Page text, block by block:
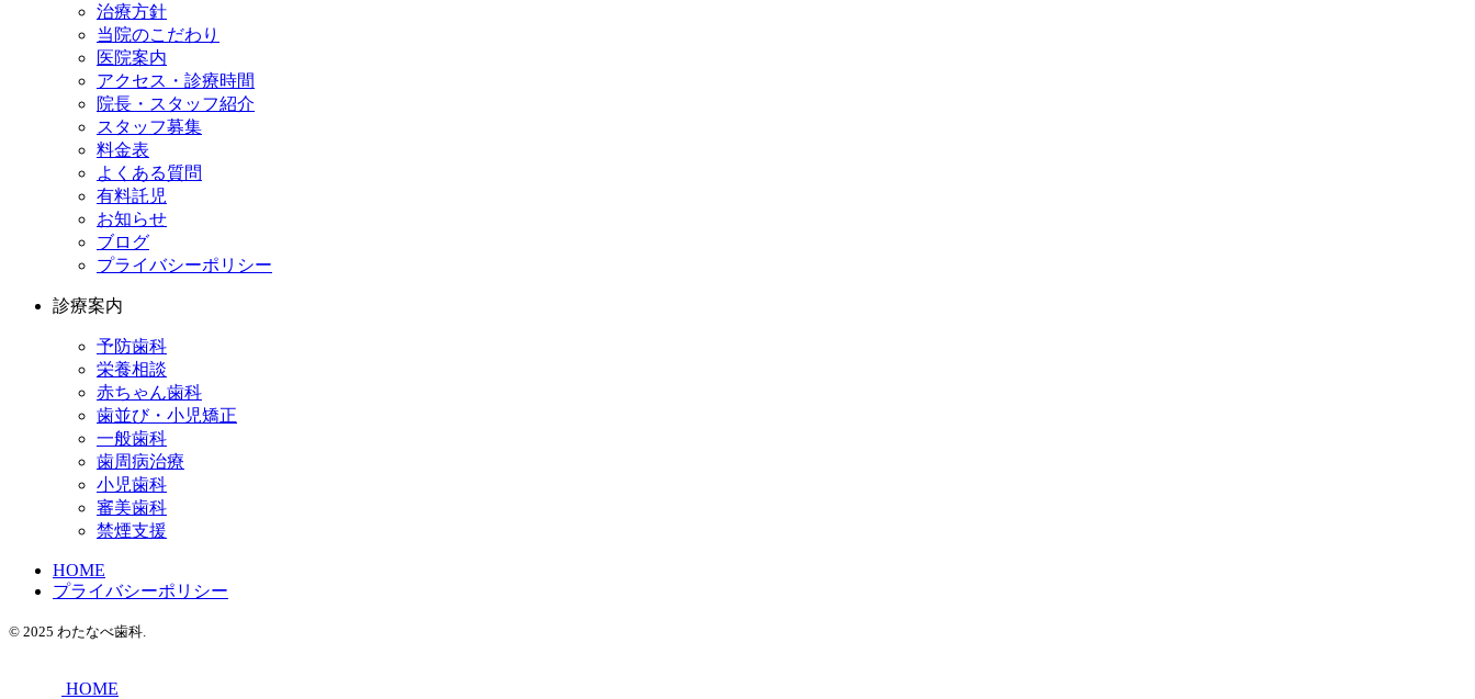
治療方針
当院のこだわり
医院案内
アクセス・診療時間
院長・スタッフ紹介
スタッフ募集
料金表
よくある質問
有料託児
お知らせ
ブログ
プライバシーポリシー
診療案内
予防歯科
栄養相談
赤ちゃん歯科
歯並び・小児矯正
一般歯科
歯周病治療
小児歯科
審美歯科
禁煙支援
HOME
プライバシーポリシー
© 2025 わたなべ歯科.
HOME